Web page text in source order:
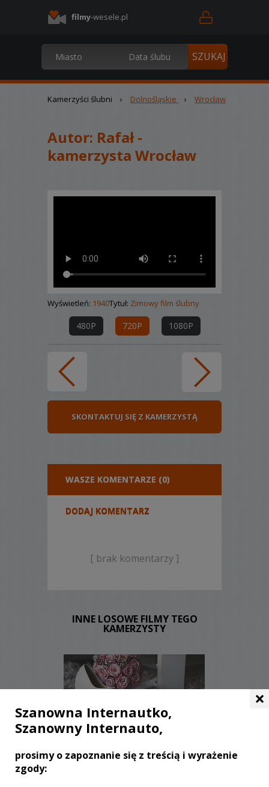
filmy-wesele.pl
Kamerzyści ślubni › Dolnośląskie › Wrocław
Autor: Rafał -
kamerzysta Wrocław
Wyświetleń: 1940Tytuł: Zimowy film ślubny
480P 720P 1080P
SKONTAKTUJ SIĘ Z KAMERZYSTĄ
WASZE KOMENTARZE (0)
DODAJ KOMENTARZ
[ brak komentarzy ]
INNE LOSOWE FILMY TEGO
KAMERZYSTY
KOMENTARZY:0
×
Szanowna Internautko,
Szanowny Internauto,
prosimy o zapoznanie się z treścią i wyrażenie
zgody: